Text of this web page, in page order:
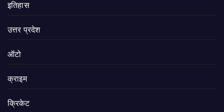
इतिहास
उत्तर प्रदेश
ऑटो
क्राइम
क्रिकेट